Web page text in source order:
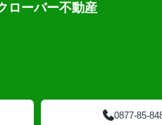
ローバー不動産
0877-85-